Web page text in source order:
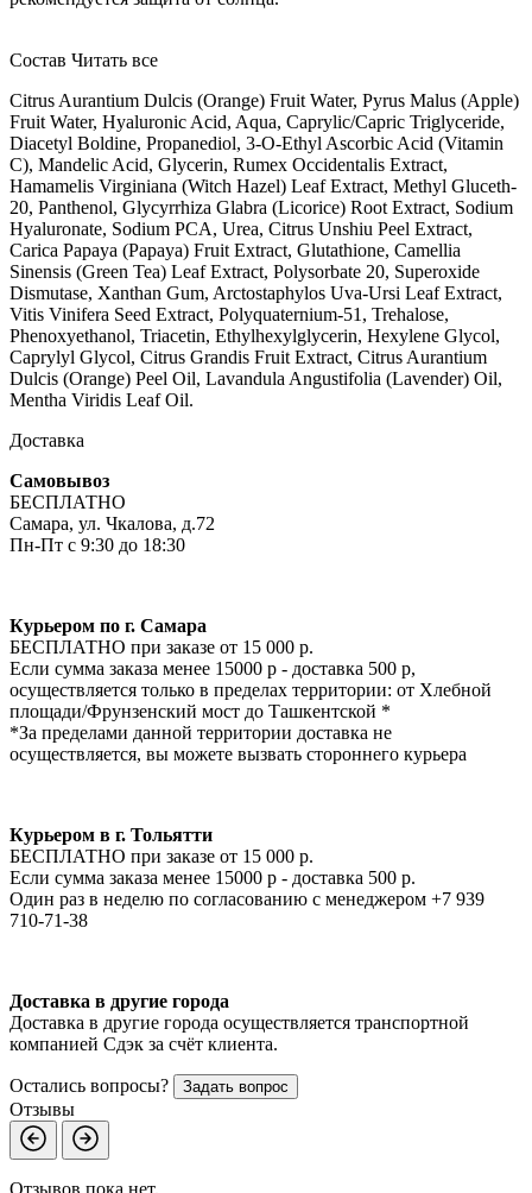
Состав Читать все
Citrus Aurantium Dulcis (Orange) Fruit Water, Pyrus Malus (Apple)
Fruit Water, Hyaluronic Acid, Aqua, Caprylic/Capric Triglyceride,
Diacetyl Boldine, Propanediol, 3-O-Ethyl Ascorbic Acid (Vitamin
C), Mandelic Acid, Glycerin, Rumex Occidentalis Extract,
Hamamelis Virginiana (Witch Hazel) Leaf Extract, Methyl Gluceth-
20, Panthenol, Glycyrrhiza Glabra (Licorice) Root Extract, Sodium
Hyaluronate, Sodium PCA, Urea, Citrus Unshiu Peel Extract,
Carica Papaya (Papaya) Fruit Extract, Glutathione, Camellia
Sinensis (Green Tea) Leaf Extract, Polysorbate 20, Superoxide
Dismutase, Xanthan Gum, Arctostaphylos Uva-Ursi Leaf Extract,
Vitis Vinifera Seed Extract, Polyquaternium-51, Trehalose,
Phenoxyethanol, Triacetin, Ethylhexylglycerin, Hexylene Glycol,
Caprylyl Glycol, Citrus Grandis Fruit Extract, Citrus Aurantium
Dulcis (Orange) Peel Oil, Lavandula Angustifolia (Lavender) Oil,
Mentha Viridis Leaf Oil.
Доставка
Самовывоз
БЕСПЛАТНО
Самара, ул. Чкалова, д.72
Пн-Пт с 9:30 до 18:30
Курьером по г. Самара
БЕСПЛАТНО при заказе от 15 000 р.
Если сумма заказа менее 15000 р - доставка 500 р,
осуществляется только в пределах территории: от Хлебной
площади/Фрунзенский мост до Ташкентской *
*За пределами данной территории доставка не
осуществляется, вы можете вызвать стороннего курьера
Курьером в г. Тольятти
БЕСПЛАТНО при заказе от 15 000 р.
Если сумма заказа менее 15000 р - доставка 500 р.
Один раз в неделю по согласованию с менеджером +7 939
710-71-38
Доставка в другие города
Доставка в другие города осуществляется транспортной
компанией Сдэк за счёт клиента.
Остались вопросы? Задать вопрос
Отзывы
Отзывов пока нет.